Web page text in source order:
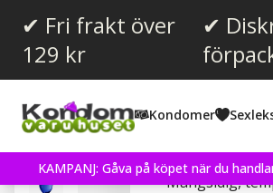
✔ Fri frakt över
129 kr
✔
Kondomer
KAMPANJ: Gåva på köpet när du
Expert -
Mångsidig,